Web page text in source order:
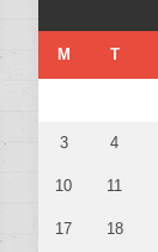
M T
3 4
10 11
17 18